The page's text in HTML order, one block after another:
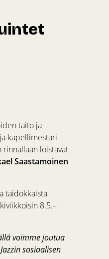
taito ja
kapellimestari
loistavat
Saastamoinen
taidokkaista
8.5.–
voimme joutua
sosiaalisen